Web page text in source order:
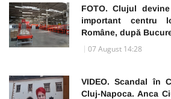
FOTO. Clujul
important centru
Române, după
07 August 14:28
VIDEO. Scandal în
Cluj-Napoca. Anca